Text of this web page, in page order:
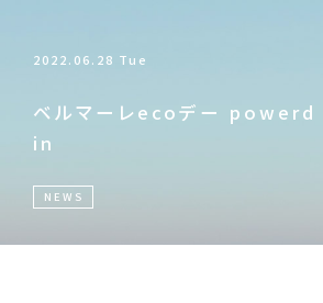
2022.06.28 Tue
ベルマーレecoデー
in
NEWS